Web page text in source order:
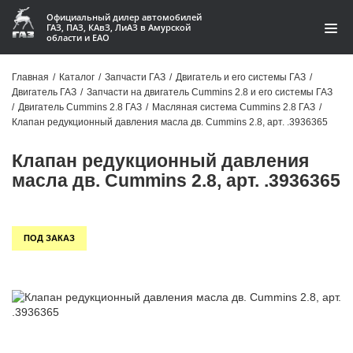
Официальный дилер автомобилей
ГАЗ, ПАЗ, КАвЗ, ЛиАЗ в Амурской
области и ЕАО
Акции
Контакты
Гарантии
Автомобили
Главная / Каталог / Запчасти ГАЗ / Двигатель и его системы ГАЗ /
Двигатель ГАЗ / Запчасти на двигатель Cummins 2.8 и его системы ГАЗ
/ Двигатель Cummins 2.8 ГАЗ / Масляная система Cummins 2.8 ГАЗ /
Клапан редукционный давления масла дв. Cummins 2.8, арт. .3936365
Клапан редукционный давления
масла дв. Cummins 2.8, арт. .3936365
ПОД ЗАКАЗ